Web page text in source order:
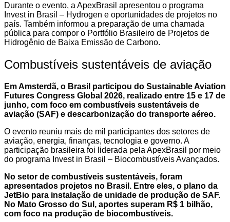
Durante o evento, a ApexBrasil apresentou o programa
Invest in Brasil – Hydrogen e oportunidades de projetos no
país. Também informou a preparação de uma chamada
pública para compor o Portfólio Brasileiro de Projetos de
Hidrogênio de Baixa Emissão de Carbono.
Combustíveis sustentáveis de aviação
Em Amsterdã, o Brasil participou do Sustainable Aviation
Futures Congress Global 2026, realizado entre 15 e 17 de
junho, com foco em combustíveis sustentáveis de
aviação (SAF) e descarbonização do transporte aéreo.
O evento reuniu mais de mil participantes dos setores de
aviação, energia, finanças, tecnologia e governo. A
participação brasileira foi liderada pela ApexBrasil por meio
do programa Invest in Brasil – Biocombustíveis Avançados.
No setor de combustíveis sustentáveis, foram
apresentados projetos no Brasil. Entre eles, o plano da
JetBio para instalação de unidade de produção de SAF.
No Mato Grosso do Sul, aportes superam R$ 1 bilhão,
com foco na produção de biocombustíveis.